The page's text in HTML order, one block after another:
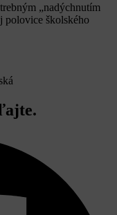
„nadýchnutím
polovice školského